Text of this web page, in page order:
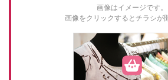
画像はイメージです。
画像をクリックするとチラシが